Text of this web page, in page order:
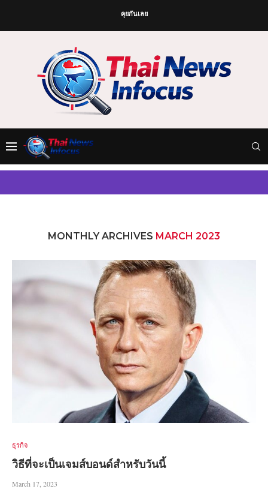
คุยกันเลย
MONTHLY ARCHIVES MARCH 2023
ธุรกิจ
วิธีที่จะเป็นเจมส์บอนด์สำหรับวันนี้
March 17, 2023